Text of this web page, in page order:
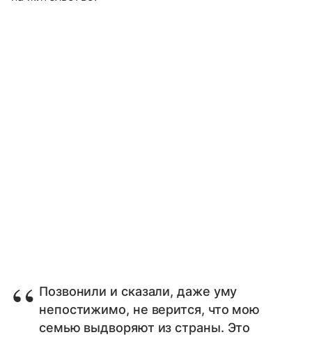
Позвонили и сказали, даже уму
непостижимо, не верится, что мою
семью выдворяют из страны. Это